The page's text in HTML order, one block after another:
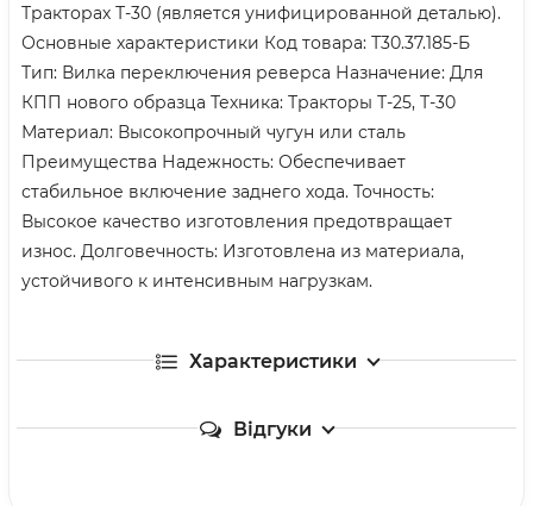
Тракторах Т-30 (является унифицированной деталью).
Основные характеристики Код товара: Т30.37.185-Б
Тип: Вилка переключения реверса Назначение: Для
КПП нового образца Техника: Тракторы Т-25, Т-30
Материал: Высокопрочный чугун или сталь
Преимущества Надежность: Обеспечивает
стабильное включение заднего хода. Точность:
Высокое качество изготовления предотвращает
износ. Долговечность: Изготовлена из материала,
устойчивого к интенсивным нагрузкам.
Характеристики
Відгуки